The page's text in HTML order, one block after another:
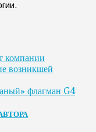
компании
возникшей
флагман G4